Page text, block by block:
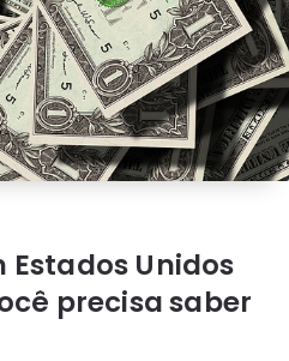
Estados Unidos
precisa saber